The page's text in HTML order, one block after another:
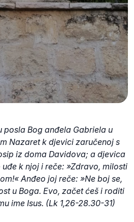
posla Bog anđela Gabriela u
Nazaret k djevici zaručenoj s
iz doma Davidova; a djevica
k njoj i reče: »Zdravo, milosti
Anđeo joj reče: »Ne boj se,
u Boga. Evo, začet ćeš i roditi
ime Isus. (Lk 1,26-28.30-31)